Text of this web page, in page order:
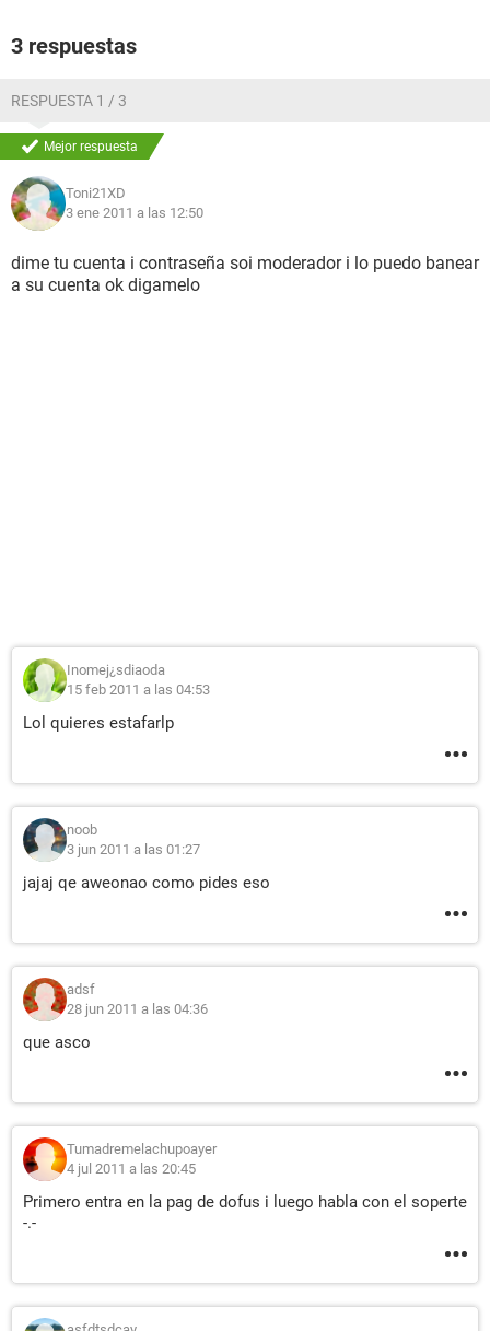
3 respuestas
RESPUESTA 1 / 3
Mejor respuesta
Toni21XD
3 ene 2011 a las 12:50
dime tu cuenta i contraseña soi moderador i lo puedo banear
a su cuenta ok digamelo
Inomej¿sdiaoda
15 feb 2011 a las 04:53
Lol quieres estafarlp
noob
3 jun 2011 a las 01:27
jajaj qe aweonao como pides eso
adsf
28 jun 2011 a las 04:36
que asco
Tumadremelachupoayer
4 jul 2011 a las 20:45
Primero entra en la pag de dofus i luego habla con el soperte
-.-